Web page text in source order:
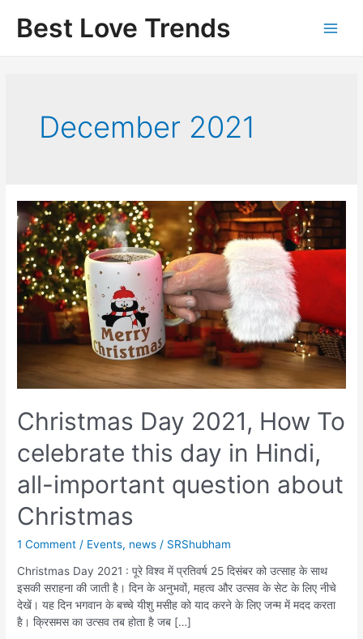
contentBest Love Trends
December 2021
Christmas Day 2021, How To
celebrate this day in Hindi,
all-important question about
Christmas
1 Comment / Events, news / SRShubham
Christmas Day 2021 : पूरे विश्व में प्रतिवर्ष 25 दिसंबर को उत्साह के साथ
इसकी सराहना की जाती है। दिन के अनुभवों, महत्व और उत्सव के सेट के लिए नीचे
देखें। यह दिन भगवान के बच्चे यीशु मसीह को याद करने के लिए जन्म में मदद करता
है। क्रिसमस का उत्सव तब होता है जब […]